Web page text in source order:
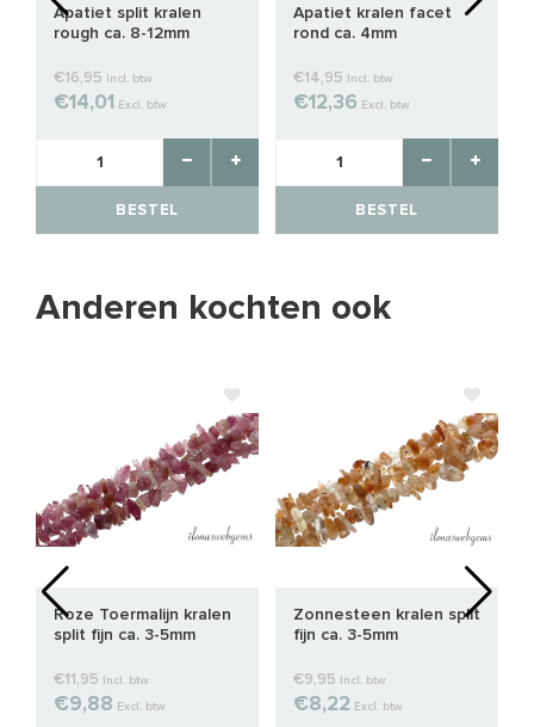
Apatiet split kralen
rough ca. 8-12mm
€16,95 Incl. btw
€14,01 Excl. btw
BESTEL
Apatiet kralen facet
rond ca. 4mm
€14,95 Incl. btw
€12,36 Excl. btw
BESTEL
Anderen kochten ook
Roze Toermalijn kralen
split fijn ca. 3-5mm
€11,95 Incl. btw
€9,88 Excl. btw
Zonnesteen kralen split
fijn ca. 3-5mm
€9,95 Incl. btw
€8,22 Excl. btw